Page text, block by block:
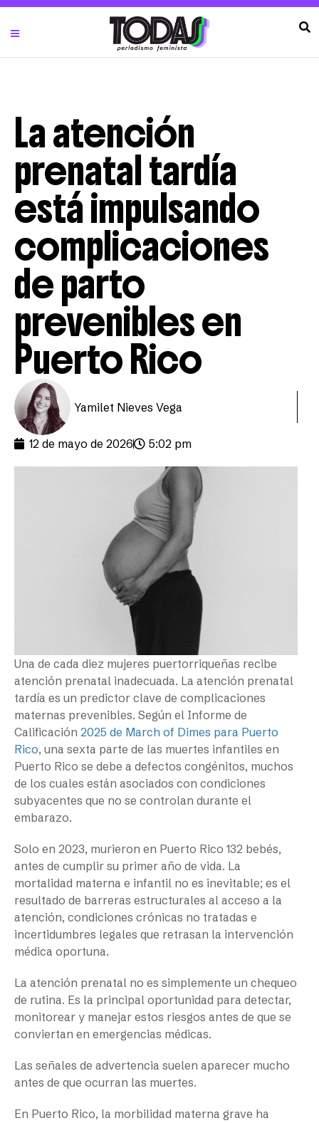
La atención
prenatal tardía
está impulsando
complicaciones
de parto
prevenibles en
Puerto Rico
Yamilet Nieves Vega
12 de mayo de 2026 5:02 pm
Una de cada diez mujeres puertorriqueñas recibe
atención prenatal inadecuada. La atención prenatal
tardía es un predictor clave de complicaciones
maternas prevenibles. Según el Informe de
Calificación 2025 de March of Dimes para Puerto
Rico, una sexta parte de las muertes infantiles en
Puerto Rico se debe a defectos congénitos, muchos
de los cuales están asociados con condiciones
subyacentes que no se controlan durante el
embarazo.
Solo en 2023, murieron en Puerto Rico 132 bebés,
antes de cumplir su primer año de vida. La
mortalidad materna e infantil no es inevitable; es el
resultado de barreras estructurales al acceso a la
atención, condiciones crónicas no tratadas e
incertidumbres legales que retrasan la intervención
médica oportuna.
La atención prenatal no es simplemente un chequeo
de rutina. Es la principal oportunidad para detectar,
monitorear y manejar estos riesgos antes de que se
conviertan en emergencias médicas.
Las señales de advertencia suelen aparecer mucho
antes de que ocurran las muertes.
En Puerto Rico, la morbilidad materna grave ha